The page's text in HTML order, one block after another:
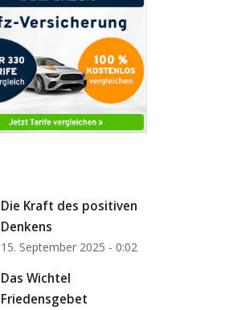
Die Kraft des positiven
Denkens
15. September 2025 - 0:02
Das Wichtel
Friedensgebet